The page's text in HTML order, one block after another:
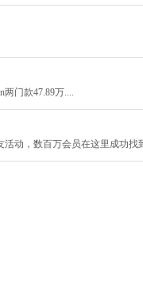
门款47.89万....
动，数百万会员在这里成功